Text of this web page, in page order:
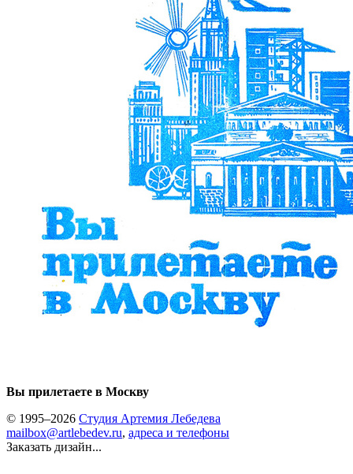
Вы прилетаете в Москву
© 1995–2026 Студия Артемия Лебедева
mailbox@artlebedev.ru, адреса и телефоны
Заказать дизайн...